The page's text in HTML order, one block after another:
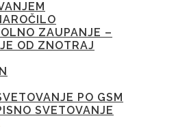
ZAUPANJE –
OD ZNOTRAJ
PO GSM
SVETOVANJE